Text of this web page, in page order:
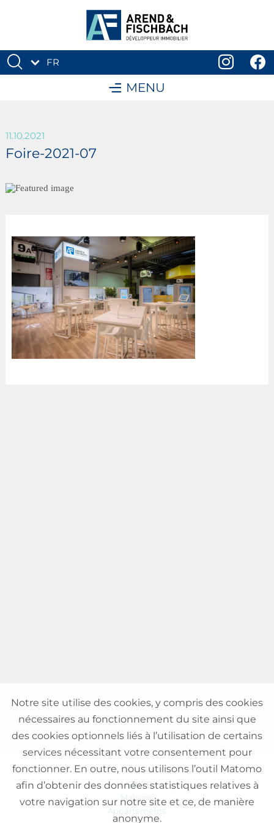
FR
MENU
11.10.2021
Foire-2021-07
VENTE
Maisons
Appartements
Notre site utilise des cookies, y compris des cookies
nécessaires au fonctionnement du site ainsi que
des cookies optionnels liés à l’utilisation de certains
services nécessitant votre consentement pour
fonctionner. En outre, nous utilisons l’outil Matomo
afin d’obtenir des données statistiques relatives à
votre navigation sur notre site et ce, de manière
anonyme.